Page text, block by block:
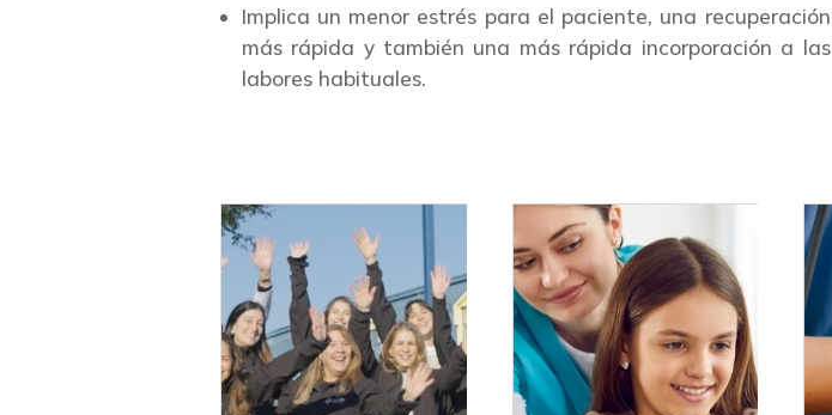
Implica un menor estrés para el paciente, una recuperación
más rápida y también una más rápida incorporación a las
labores habituales.